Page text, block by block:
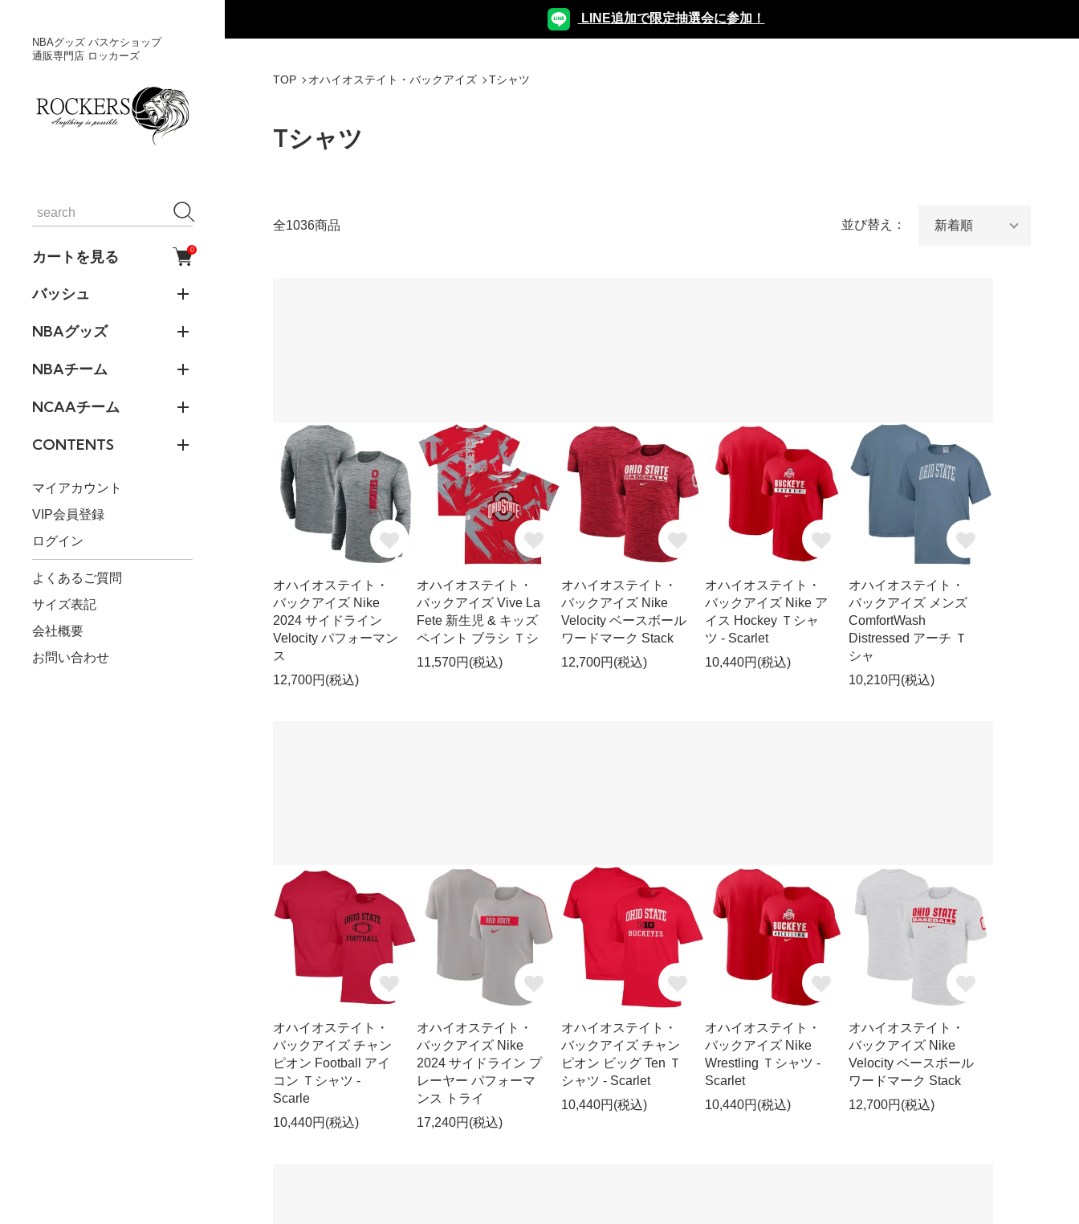
NBAグッズ バスケショップ
通販専門店 ロッカーズ
カートを見る 0
バッシュ
NBAグッズ
NBAチーム
NCAAチーム
CONTENTS
マイアカウント
VIP会員登録
ログイン
よくあるご質問
サイズ表記
会社概要
お問い合わせ
LINE追加で限定抽選会に参加！
TOP オハイオステイト・バックアイズ Tシャツ
Tシャツ
全1036商品 並び替え：
オハイオステイト・
バックアイズ Nike
2024 サイドライン
Velocity パフォーマン
ス
12,700円(税込)
オハイオステイト・
バックアイズ Vive La
Fete 新生児 & キッズ
ペイント ブラシ Ｔシ
11,570円(税込)
オハイオステイト・
バックアイズ Nike
Velocity ベースボール
ワードマーク Stack
12,700円(税込)
オハイオステイト・
バックアイズ Nike ア
イス Hockey Ｔシャ
ツ - Scarlet
10,440円(税込)
オハイオステイト・
バックアイズ メンズ
ComfortWash
Distressed アーチ Ｔ
シャ
10,210円(税込)
オハイオステイト・
バックアイズ チャン
ピオン Football アイ
コン Ｔシャツ -
Scarle
10,440円(税込)
オハイオステイト・
バックアイズ Nike
2024 サイドライン プ
レーヤー パフォーマ
ンス トライ
17,240円(税込)
オハイオステイト・
バックアイズ チャン
ピオン ビッグ Ten Ｔ
シャツ - Scarlet
10,440円(税込)
オハイオステイト・
バックアイズ Nike
Wrestling Ｔシャツ -
Scarlet
10,440円(税込)
オハイオステイト・
バックアイズ Nike
Velocity ベースボール
ワードマーク Stack
12,700円(税込)